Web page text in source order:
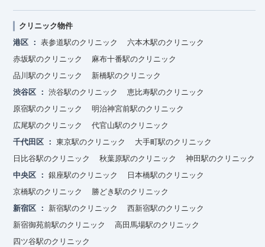
クリニック物件
港区
表参道駅のクリニック
六本木駅のクリニック
赤坂駅のクリニック
麻布十番駅のクリニック
品川駅のクリニック
新橋駅のクリニック
渋谷区
渋谷駅のクリニック
恵比寿駅のクリニック
原宿駅のクリニック
明治神宮前駅のクリニック
広尾駅のクリニック
代官山駅のクリニック
千代田区
東京駅のクリニック
大手町駅のクリニック
日比谷駅のクリニック
秋葉原駅のクリニック
神田駅のクリニック
中央区
銀座駅のクリニック
日本橋駅のクリニック
京橋駅のクリニック
勝どき駅のクリニック
新宿区
新宿駅のクリニック
西新宿駅のクリニック
新宿御苑前駅のクリニック
高田馬場駅のクリニック
四ツ谷駅のクリニック